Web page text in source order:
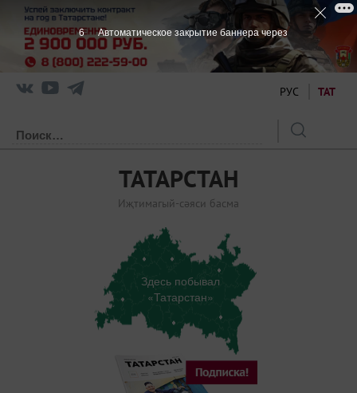
РУС ТАТ
ТАТАРСТАН
Иҗтимагый-сәяси басма
Здесь побывал
«Татарстан»
6 Автоматическое закрытие баннера через